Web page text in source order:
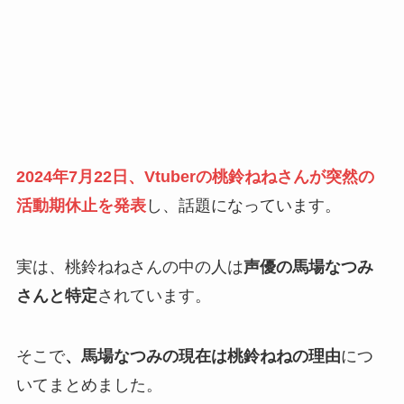
2024年7月22日、Vtuberの桃鈴ねねさんが突然の
活動期休止を発表し、話題になっています。
実は、桃鈴ねねさんの中の人は声優の馬場なつみ
さんと特定されています。
そこで、馬場なつみの現在は桃鈴ねねの理由につ
いてまとめました。